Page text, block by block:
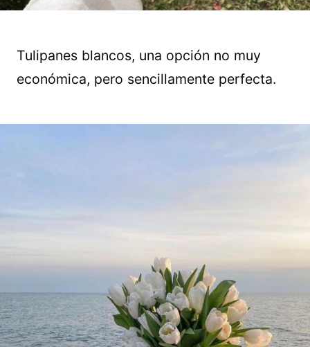
Tulipanes blancos, una opción no muy
económica, pero sencillamente perfecta.